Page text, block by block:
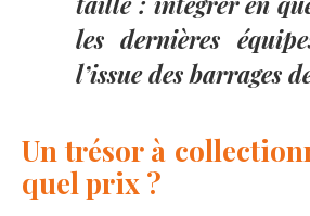
les dernières
l’issue des barrages
Un trésor à
quel prix ?